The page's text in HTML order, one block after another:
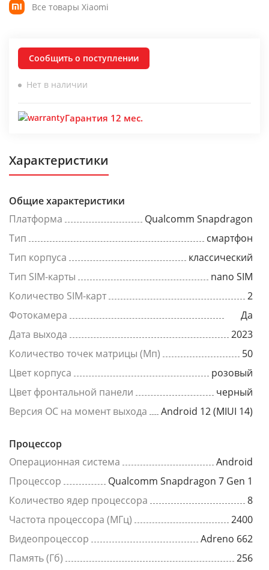
Все товары Xiaomi
Сообщить о поступлении
Нет в наличии
Гарантия 12 мес.
Характеристики
Общие характеристики
Платформа
Qualcomm Snapdragon
Тип
смартфон
Тип корпуса
классический
Тип SIM-карты
nano SIM
Количество SIM-карт
2
Фотокамера
Да
Дата выхода
2023
Количество точек матрицы (Мп)
50
Цвет корпуса
розовый
Цвет фронтальной панели
черный
Версия ОС на момент выхода
Android 12 (MIUI 14)
Процессор
Операционная система
Android
Процессор
Qualcomm Snapdragon 7 Gen 1
Количество ядер процессора
8
Частота процессора (МГц)
2400
Видеопроцессор
Adreno 662
Память (Гб)
256